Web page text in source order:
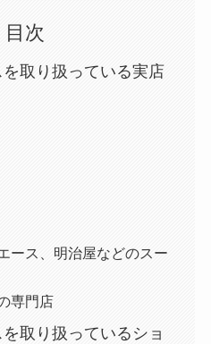
目次
取り扱っている実店
ース、明治屋などのスー
専門店
取り扱っているショ